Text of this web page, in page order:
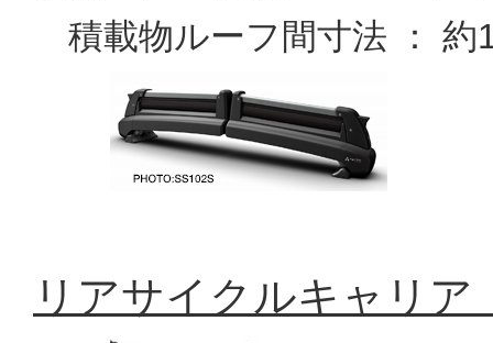
積載物ルーフ間寸法 ： 約
リアサイクルキャリア